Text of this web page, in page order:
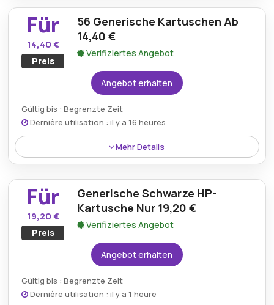
Patrone bereits ab 9,60 € und sichern Sie sich
kostengünstige und zuverlässige Druckleistung,
ohne zu viel auszugeben.
Für
14,40 €
Preis
56 Generische Kartuschen Ab
14,40 €
Verifiziertes Angebot
Angebot erhalten
Gültig bis : Begrenzte Zeit
Dernière utilisation : il y a 16 heures
Mehr Details
Wählen Sie aus einer großen Auswahl von 56
Standardkartuschen ab 14,40 € – eine
budgetfreundliche Option für verschiedene
Druckermodelle.
Für
19,20 €
Preis
Generische Schwarze HP-
Kartusche Nur 19,20 €
Verifiziertes Angebot
Angebot erhalten
Gültig bis : Begrenzte Zeit
Dernière utilisation : il y a 1 heure